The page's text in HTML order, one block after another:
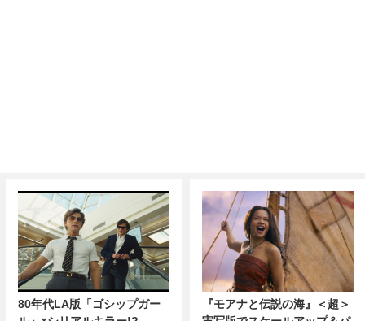
80年代LA版「ゴシップガー
『モアナと伝説の海』＜超＞